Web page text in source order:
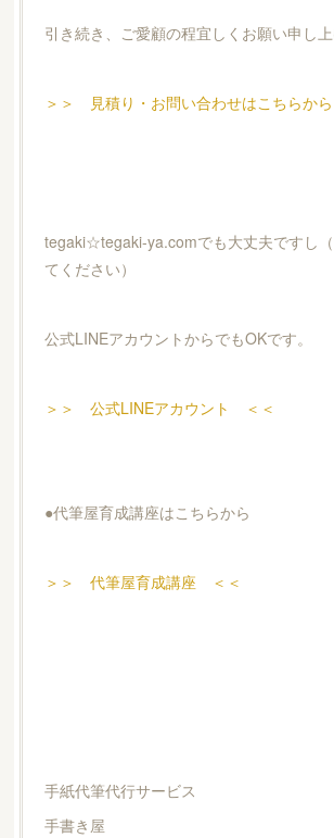
引き続き、ご愛顧の程宜しくお願い申し上
＞＞ 見積り・お問い合わせはこちらか
tegaki☆tegaki-ya.comでも大丈夫ですし
てください）
公式LINEアカウントからでもOKです。
＞＞ 公式LINEアカウント ＜＜
●代筆屋育成講座はこちらから
＞＞ 代筆屋育成講座 ＜＜
手紙代筆代行サービス
手書き屋